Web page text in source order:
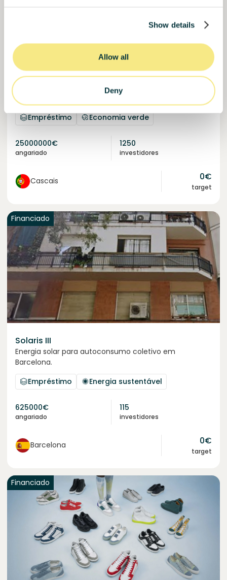
Show details
Allow all
Deny
Chefs on Fire V
Boutique festival multi premiado de gastronomia
sustentável.
Empréstimo
Economia verde
25000000€
angariado
1250
investidores
Cascais 0€
target
Financiado
Solaris III
Energia solar para autoconsumo coletivo em
Barcelona.
Empréstimo
Energia sustentável
625000€
angariado
115
investidores
Barcelona 0€
target
Financiado